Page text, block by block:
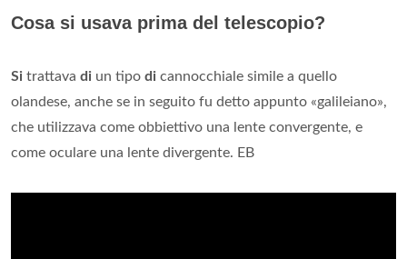
Cosa si usava prima del telescopio?
Si trattava di un tipo di cannocchiale simile a quello
olandese, anche se in seguito fu detto appunto «galileiano»,
che utilizzava come obbiettivo una lente convergente, e
come oculare una lente divergente. EB